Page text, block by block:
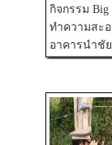
กิจกรรม Big
ทำความสะ
อาคารนำชั